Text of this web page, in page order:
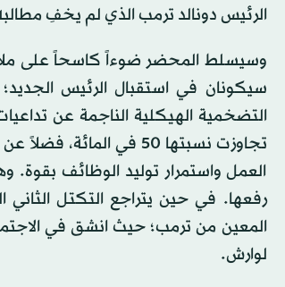
الرئيس دونالد ترمبالذي لم يخفِ
وسيسلط المحضر ضوءاً كاسحاً على ملامح
سيكونان في استقبال الرئيس
التضخمية الهيكلية الناجمة عن
تجاوزت نسبتها 50 في
العمل واستمرار توليد الوظائف
رفعها. في حين يتراجع التكتل
المعين من ترمب؛ حيث انشق في
لوارش.